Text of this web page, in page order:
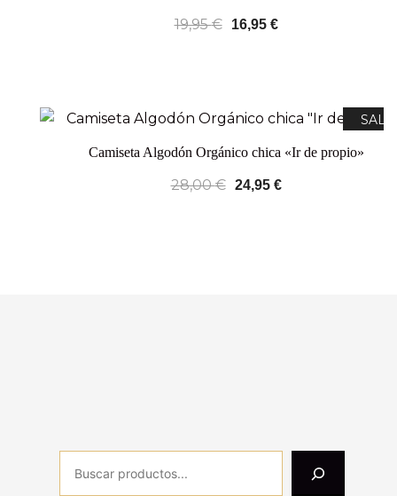
19,95€ 16,95 €
SALE
Camiseta Algodón Orgánico chica «Ir de propio»
28,00€ 24,95 €